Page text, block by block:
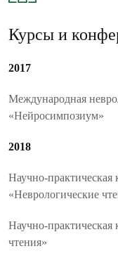
Курсы и
2017
Международная
«Нейросимпозиум»
2018
Научно-практическая
«Неврологические
Научно-практическая
чтения»